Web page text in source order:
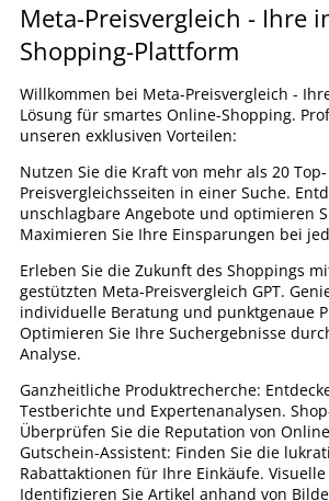
Meta-Preisvergleich - Ihre
Shopping-Plattform
Willkommen bei Meta-Preisvergleich -
Lösung für smartes Online-Shopping.
unseren exklusiven Vorteilen:
Nutzen Sie die Kraft von mehr als 20 Top-
Preisvergleichsseiten in einer Suche.
unschlagbare Angebote und optimieren
Maximieren Sie Ihre Einsparungen bei
Erleben Sie die Zukunft des Shoppings
gestützten Meta-Preisvergleich GPT.
individuelle Beratung und punktgenaue
Optimieren Sie Ihre Suchergebnisse
Analyse.
Ganzheitliche Produktrecherche:
Testberichte und Expertenanalysen.
Überprüfen Sie die Reputation von
Gutschein-Assistent: Finden Sie die
Rabattaktionen für Ihre Einkäufe.
Identifizieren Sie Artikel anhand von